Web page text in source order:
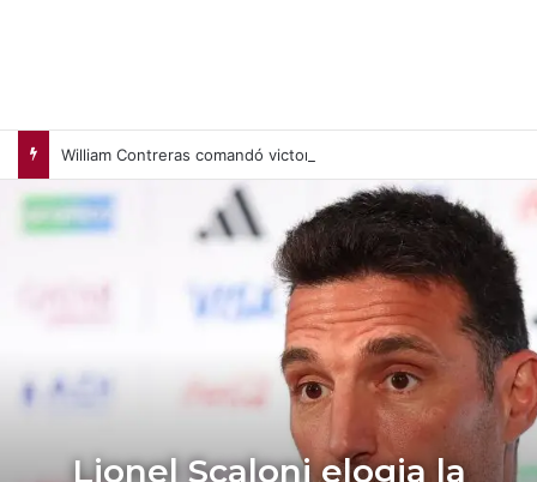
Lionel Scaloni elogia la